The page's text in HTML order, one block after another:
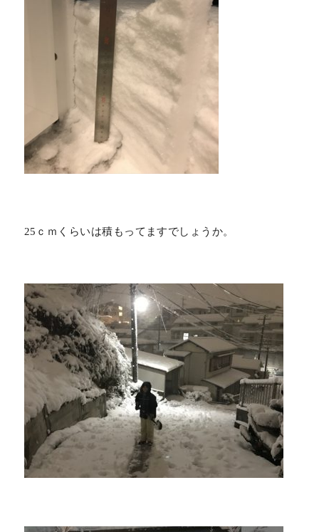
25ｃｍくらいは積もってますでしょうか。